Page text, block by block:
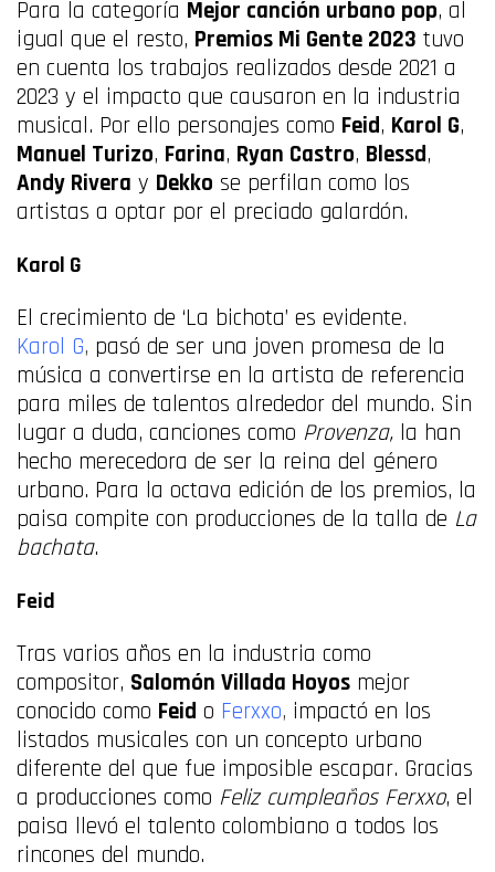
Para la categoría Mejor canción urbano pop, al
igual que el resto, Premios Mi Gente 2023 tuvo
en cuenta los trabajos realizados desde 2021 a
2023 y el impacto que causaron en la industria
musical. Por ello personajes como Feid, Karol G,
Manuel Turizo, Farina, Ryan Castro, Blessd,
Andy Rivera y Dekko se perfilan como los
artistas a optar por el preciado galardón.
Karol G
El crecimiento de ‘La bichota’ es evidente.
Karol G, pasó de ser una joven promesa de la
música a convertirse en la artista de referencia
para miles de talentos alrededor del mundo. Sin
lugar a duda, canciones como Provenza, la han
hecho merecedora de ser la reina del género
urbano. Para la octava edición de los premios, la
paisa compite con producciones de la talla de La
bachata.
Feid
Tras varios años en la industria como
compositor, Salomón Villada Hoyos mejor
conocido como Feid o Ferxxo, impactó en los
listados musicales con un concepto urbano
diferente del que fue imposible escapar. Gracias
a producciones como Feliz cumpleaños Ferxxo, el
paisa llevó el talento colombiano a todos los
rincones del mundo.